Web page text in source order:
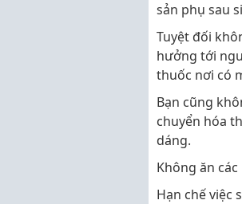
sản phụ sau
Tuyệt đối
hưởng tới
thuốc nơi có
Bạn cũng
chuyển hóa
dáng.
Không ăn
Hạn chế việc